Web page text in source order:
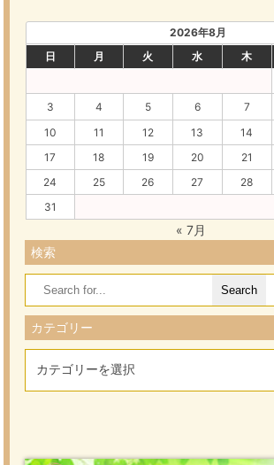
2026年8月
日
月 火 水 木
3
4 5 6 7
10
11 12 13 14
17
18 19 20 21
24
25 26 27 28
31
« 7月
検索
Search
for:
カテゴリー